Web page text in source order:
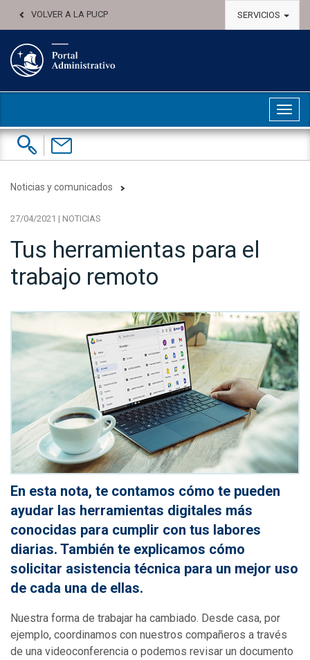
VOLVER A LA PUCP SERVICIOS
Buscar:
Contáctenos
Noticias y comunicados
27/04/2021 | NOTICIAS
Tus herramientas para el
trabajo remoto
En esta nota, te contamos cómo te pueden
ayudar las herramientas digitales más
conocidas para cumplir con tus labores
diarias. También te explicamos cómo
solicitar asistencia técnica para un mejor uso
de cada una de ellas.
Nuestra forma de trabajar ha cambiado. Desde casa, por
ejemplo, coordinamos con nuestros compañeros a través
de una videoconferencia o podemos revisar un documento